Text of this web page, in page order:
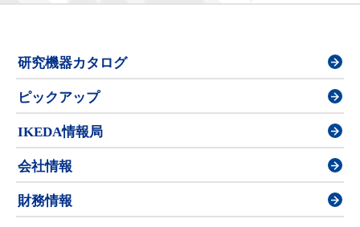
研究機器カタログ
ピックアップ
IKEDA情報局
会社情報
財務情報